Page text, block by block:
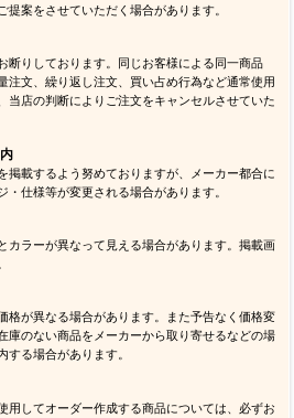
提案をさせていただく場合があります。
断りしております。同じお客様による同一商品
注文、繰り返し注文、買い占め行為など通常使用
当店の判断によりご注文をキャンセルさせていた
掲載するよう努めておりますが、メーカー都合に
・仕様等が変更される場合があります。
カラーが異なって見える場合があります。掲載画
格が異なる場合があります。また予告なく価格変
庫のない商品をメーカーから取り寄せるなどの場
する場合があります。
用してオーダー作成する商品については、必ずお